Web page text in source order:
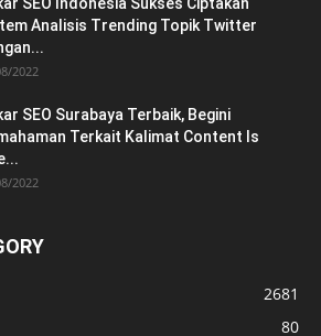
SEO Indonesia Sukses Ciptakan
Analisis Trending Topik Twitter
2022
SEO Surabaya Terbaik, Begini
Terkait Kalimat Content Is
2022
2681
80